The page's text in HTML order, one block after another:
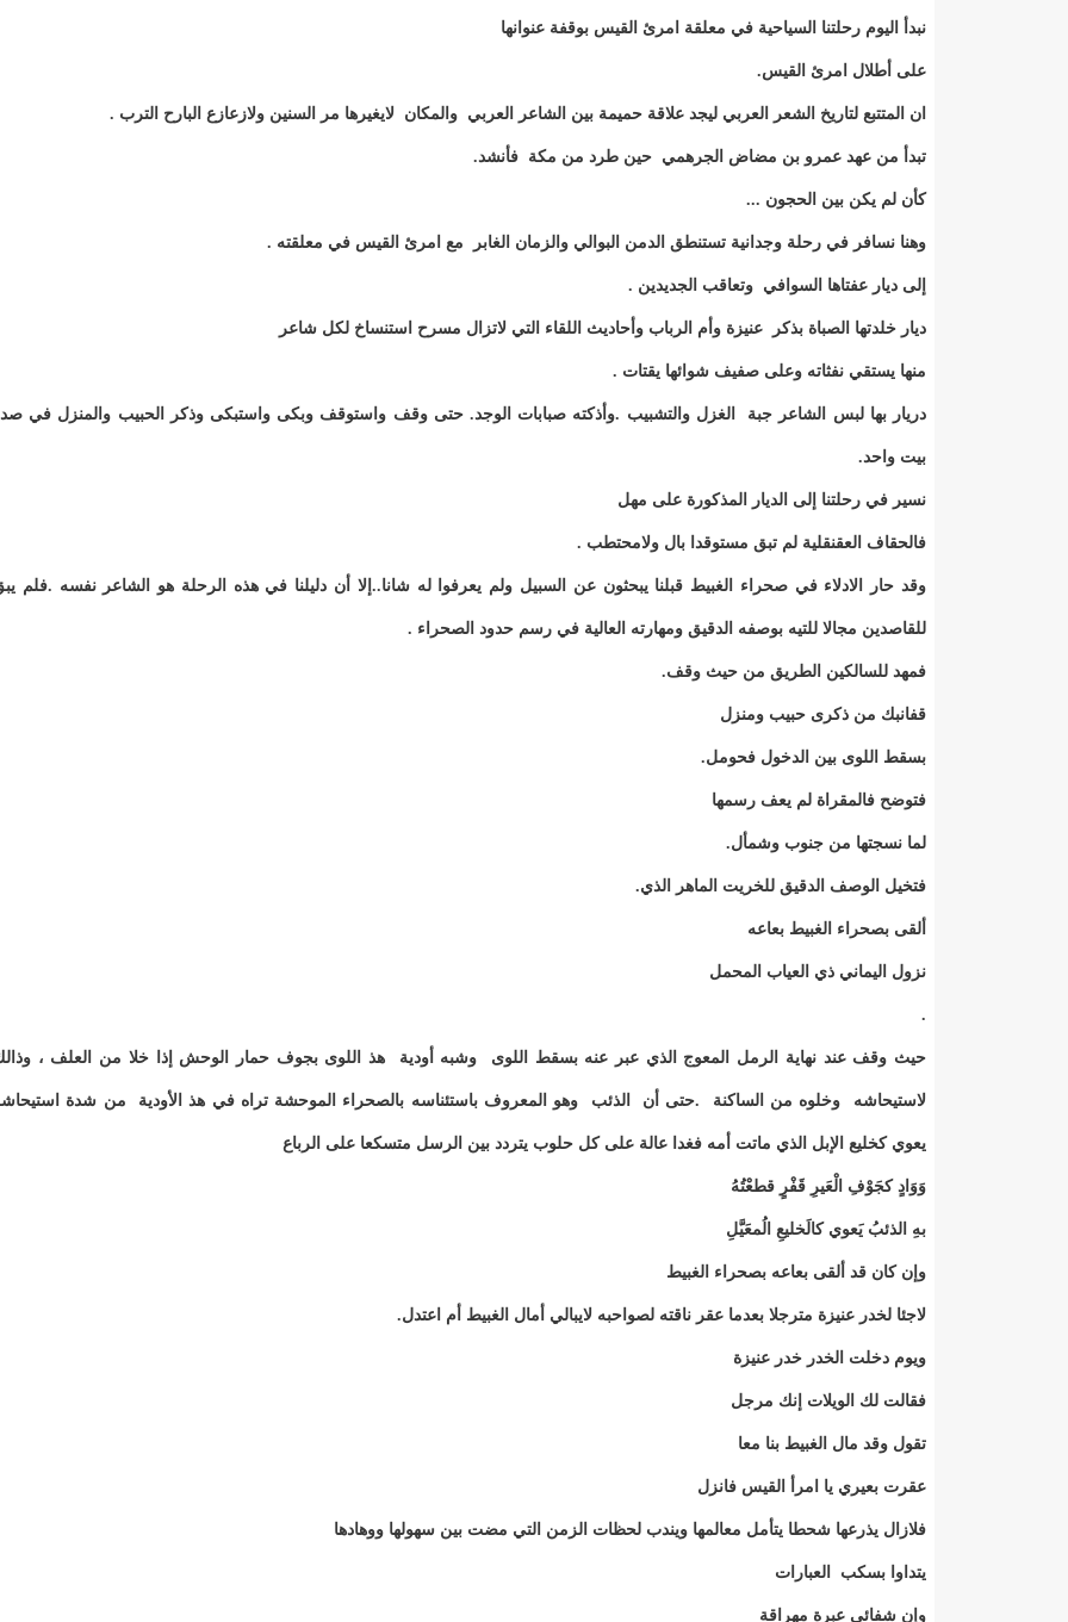
نبدأ اليوم رحلتنا السياحية في معلقة امرئ القيس بوقفة عنوانها
على أطلال امرئ القيس.
ان المتتبع لتاريخ الشعر العربي ليجد علاقة حميمة بين الشاعر العربي والمكان لايغيرها مر السنين ولازعازع البارح الترب .
تبدأ من عهد عمرو بن مضاض الجرهمي حين طرد من مكة فأنشد.
كأن لم يكن بين الحجون ...
وهنا نسافر في رحلة وجدانية تستنطق الدمن البوالي والزمان الغابر مع امرئ القيس في معلقته .
إلى ديار عفتاها السوافي وتعاقب الجديدين .
ديار خلدتها الصباة بذكر عنيزة وأم الرباب وأحاديث اللقاء التي لاتزال مسرح استنساخ لكل شاعر
منها يستقي نفثاته وعلى صفيف شوائها يقتات .
دريار بها لبس الشاعر جبة الغزل والتشبيب .وأذكته صبابات الوجد. حتى وقف واستوقف وبكى واستبكى وذكر الحبيب والمنزل في
بيت واحد.
نسير في رحلتنا إلى الديار المذكورة على مهل
فالحقاف العقنقلية لم تبق مستوقدا بال ولامحتطب .
وقد حار الادلاء في صحراء الغبيط قبلنا يبحثون عن السبيل ولم يعرفوا له شانا..إلا أن دليلنا في هذه الرحلة هو الشاعر نفسه .فلم
للقاصدين مجالا للتيه بوصفه الدقيق ومهارته العالية في رسم حدود الصحراء .
فمهد للسالكين الطريق من حيث وقف.
قفانبك من ذكرى حبيب ومنزل
بسقط اللوى بين الدخول فحومل.
فتوضح فالمقراة لم يعف رسمها
لما نسجتها من جنوب وشمأل.
فتخيل الوصف الدقيق للخريت الماهر الذي.
ألقى بصحراء الغبيط بعاعه
نزول اليماني ذي العياب المحمل
.
حيث وقف عند نهاية الرمل المعوج الذي عبر عنه بسقط اللوى وشبه أودية هذ اللوى بجوف حمار الوحش إذا خلا من العلف ،
لاستيحاشه وخلوه من الساكنة .حتى أن الذئب وهو المعروف باستئناسه بالصحراء الموحشة تراه في هذ الأودية من شدة
يعوي كخليع الإبل الذي ماتت أمه فغدا عالة على كل حلوب يتردد بين الرسل متسكعا على الرباع
وَوَادٍ كجَوْفِ الْعَيرِ قَفْرٍ قطعْتُهُ
بهِ الذئبُ يَعوي كالَخليعِ الُمعَيَّلِ
وإن كان قد ألقى بعاعه بصحراء الغبيط
لاجئا لخدر عنيزة مترجلا بعدما عقر ناقته لصواحبه لايبالي أمال الغبيط أم اعتدل.
ويوم دخلت الخدر خدر عنيزة
فقالت لك الويلات إنك مرجل
تقول وقد مال الغبيط بنا معا
عقرت بعيري يا امرأ القيس فانزل
فلازال يذرعها شحطا يتأمل معالمها ويندب لحظات الزمن التي مضت بين سهولها ووهادها
يتداوا بسكب العبارات
وإن شفائي عبرة مهراقة